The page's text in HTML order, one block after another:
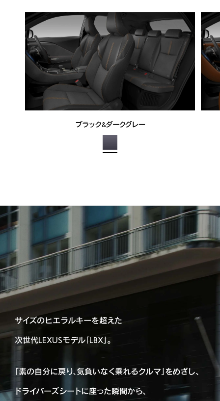
ブラック&ダークグレー
サイズのヒエラルキーを超えた
次世代LEXUSモデル「LBX」。
「素の自分に戻り、気負いなく乗れるクルマ」をめざし、
ドライバーズシートに座った瞬間から、